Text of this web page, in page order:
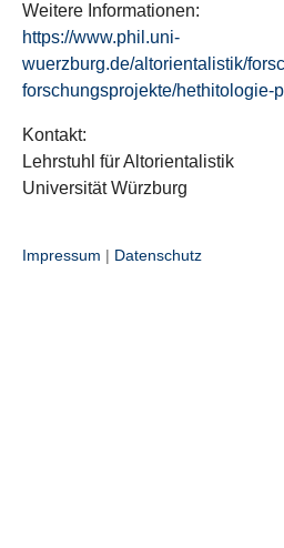
Weitere Informationen:
https://www.phil.uni-
wuerzburg.de/altorientalistik/
forschungsprojekte/hethitologie-
Kontakt:
Lehrstuhl für Altorientalistik
Universität Würzburg
Impressum | Datenschutz